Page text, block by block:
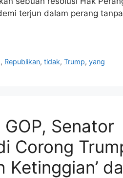
terjun dalam perang
, Republikan,tidak,Trump,yang
Senator
Corong
Ketinggian’